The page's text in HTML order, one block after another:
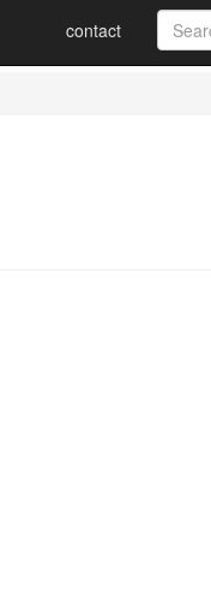
contact